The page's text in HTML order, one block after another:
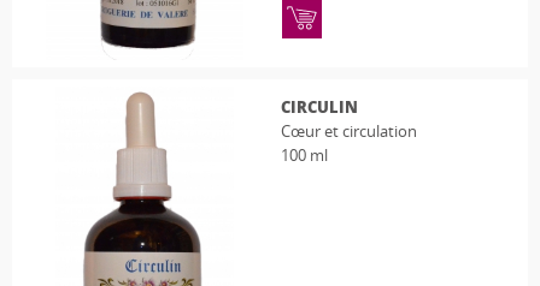
CIRCULIN
Cœur et circulation
100 ml